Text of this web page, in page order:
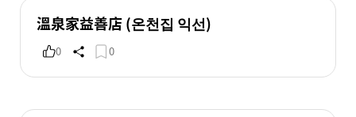
溫泉家益善店 (온천집 익선)
0 0